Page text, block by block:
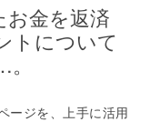
お金を返済
トについて
ージを、上手に活用